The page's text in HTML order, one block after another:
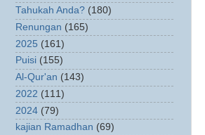
Tahukah Anda? (180)
Renungan (165)
2025 (161)
Puisi (155)
Al-Qur'an (143)
2022 (111)
2024 (79)
kajian Ramadhan (69)